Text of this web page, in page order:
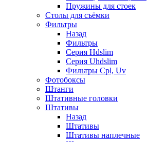
Пружины для стоек
Столы для съёмки
Фильтры
Назад
Фильтры
Серия Hdslim
Серия Uhdslim
Фильтры Cpl, Uv
Фотобоксы
Штанги
Штативные головки
Штативы
Назад
Штативы
Штативы наплечные